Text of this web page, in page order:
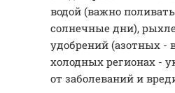
водой (важно
солнечные дни),
удобрений (азотных -
холодных регионах -
от заболеваний и